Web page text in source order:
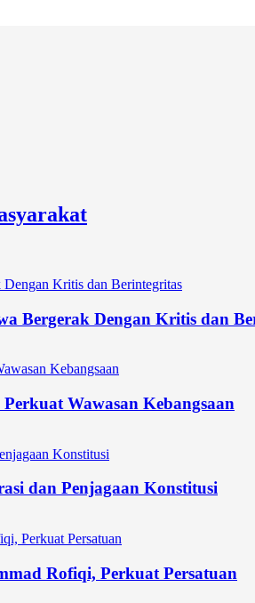
Bergerak Dengan Kritis dan
Wawasan Kebangsaan
dan Penjagaan Konstitusi
Rofiqi, Perkuat Persatuan